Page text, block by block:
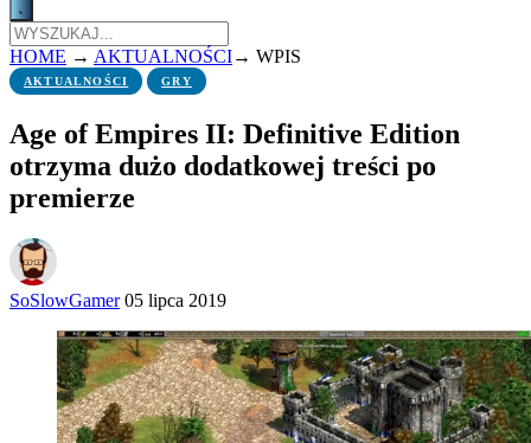
HOME → AKTUALNOŚCI→ WPIS
AKTUALNOŚCI GRY
Age of Empires II: Definitive Edition
otrzyma dużo dodatkowej treści po
premierze
SoSlowGamer 05 lipca 2019